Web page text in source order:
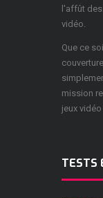
l'affût
vidéo.
Que ce
mission
jeux
TESTS